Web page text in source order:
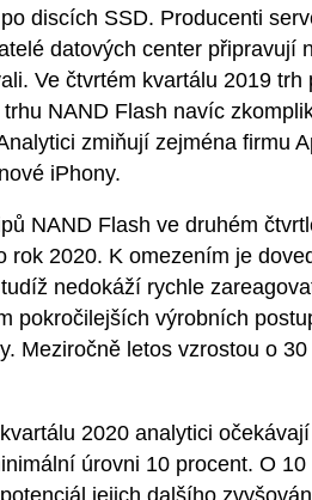
discích SSD. Producenti
datových center připravují
Ve čtvrtém kvartálu 2019
NAND Flash navíc
zmiňují zejména firmu
iPhony.
NAND Flash ve druhém
rok 2020. K omezením je
nedokáží rychle
pokročilejších výrobních
Meziročně letos vzrostou o
2020 analytici
úrovni 10 procent. O
jejich dalšího